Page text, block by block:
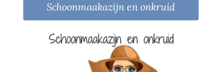
Schoonmaakazijn en onkruid